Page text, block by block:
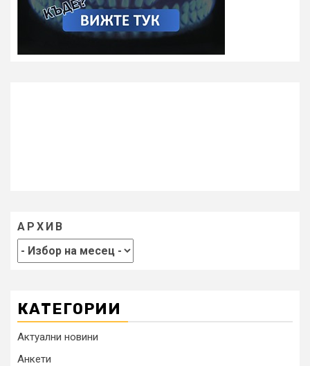
АРХИВ
КАТЕГОРИИ
Актуални новини
Анкети